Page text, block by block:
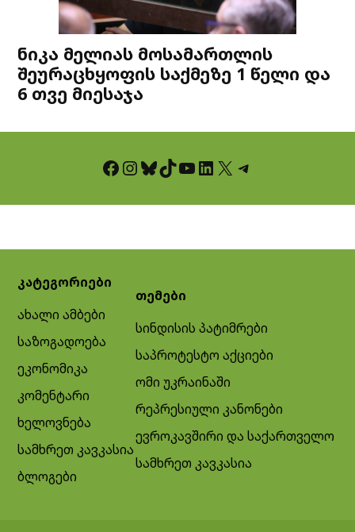
ნიკა მელიას მოსამართლის
შეურაცხყოფის საქმეზე 1 წელი და
6 თვე მიესაჯა
Facebook InstagramBluesky TikTok YouTube LinkedIn X Telegram
კატეგორიები
ახალი ამბები
საზოგადოება
ეკონომიკა
კომენტარი
ხელოვნება
სამხრეთ კავკასია
ბლოგები
თემები
სინდისის პატიმრები
საპროტესტო აქციები
ომი უკრაინაში
რეპრესიული კანონები
ევროკავშირი და საქართველო
სამხრეთ კავკასია